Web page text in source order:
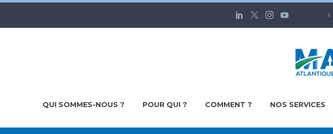
QUI SOMMES-NOUS ? POUR QUI ? COMMENT ? NOS SERVICES